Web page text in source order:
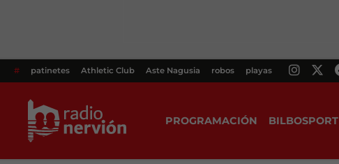
# patinetes Athletic Club Aste Nagusia robos playas
PROGRAMACIÓN BILBOSPORT